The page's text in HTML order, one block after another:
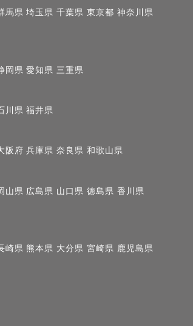
ませんか？
馬県 埼玉県 千葉県 東京都 神奈川県
岡県 愛知県 三重県
川県 福井県
阪府 兵庫県 奈良県 和歌山県
山県 広島県 山口県 徳島県 香川県
崎県 熊本県 大分県 宮崎県 鹿児島県